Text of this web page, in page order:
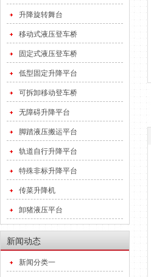
升降旋转舞台
移动式液压登车桥
固定式液压登车桥
低型固定升降平台
可拆卸移动登车桥
无障碍升降平台
脚踏液压搬运平台
轨道自行升降平台
特殊非标升降平台
传菜升降机
卸猪液压平台
新闻动态
新闻分类一